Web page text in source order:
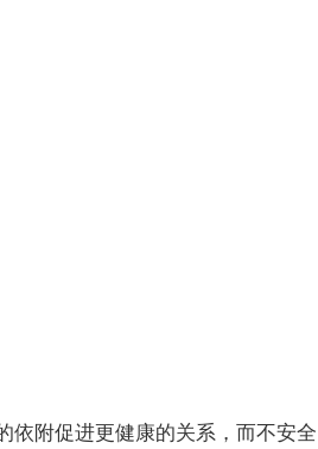
依附促进更健康的关系，而不安全